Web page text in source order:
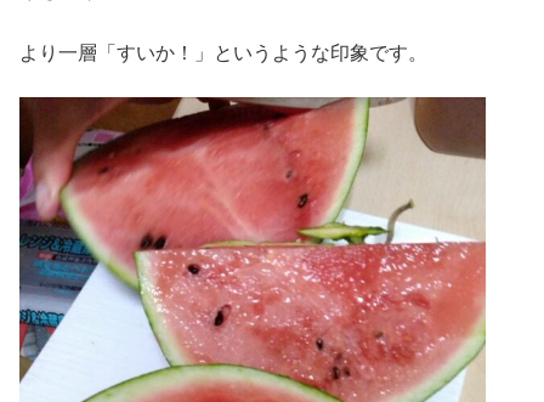
より一層「すいか！」というような印象です。